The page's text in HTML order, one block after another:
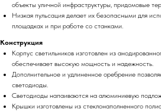
объекты уличной инфраструктуры, придомовые
Низкая пульсация делает их безопасными для
площадках и при работе со станками.
Конструкция
Корпус светильников изготовлен из
обеспечивает высокую мощность и надежность.
Дополнительное и удлиненное оребрение
светодиоды.
Светодиоды напаиваются на алюминиевую
Крышки изготовлены из стеклонаполненного